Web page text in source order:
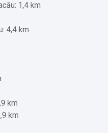
1,4 km
4,4 km
km
km